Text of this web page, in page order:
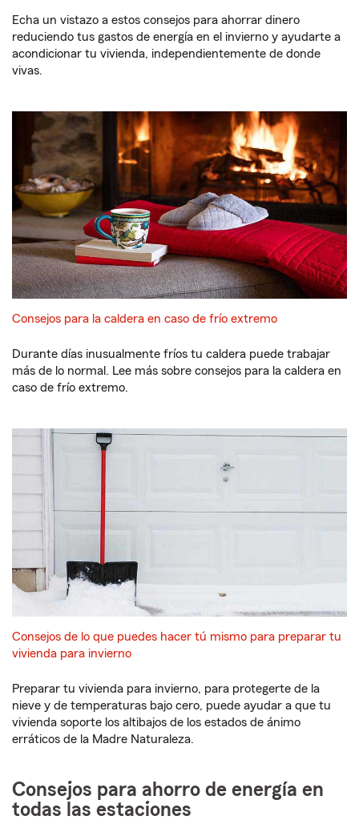
Echa un vistazo a estos consejos para ahorrar dinero
reduciendo tus gastos de energía en el invierno y ayudarte a
acondicionar tu vivienda, independientemente de donde
vivas.
Consejos para la caldera en caso de frío extremo
Durante días inusualmente fríos tu caldera puede trabajar
más de lo normal. Lee más sobre consejos para la caldera en
caso de frío extremo.
Consejos de lo que puedes hacer tú mismo para preparar tu
vivienda para invierno
Preparar tu vivienda para invierno, para protegerte de la
nieve y de temperaturas bajo cero, puede ayudar a que tu
vivienda soporte los altibajos de los estados de ánimo
erráticos de la Madre Naturaleza.
Consejos para ahorro de energía en
todas las estaciones